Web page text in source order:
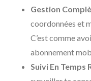
Gestion
coordonnées et
C’est comme
abonnement
Suivi En Temps